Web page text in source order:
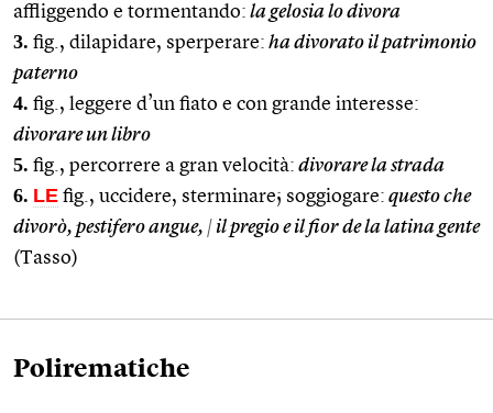
affliggendo e tormentando: la gelosia lo divora
3. fig., dilapidare, sperperare: ha divorato il patrimonio
paterno
4. fig., leggere d’un fiato e con grande interesse:
divorare un libro
5. fig., percorrere a gran velocità: divorare la strada
6. LE fig., uccidere, sterminare; soggiogare: questo che
divorò, pestifero angue, | il pregio e il fior de la latina gente
(Tasso)
Polirematiche